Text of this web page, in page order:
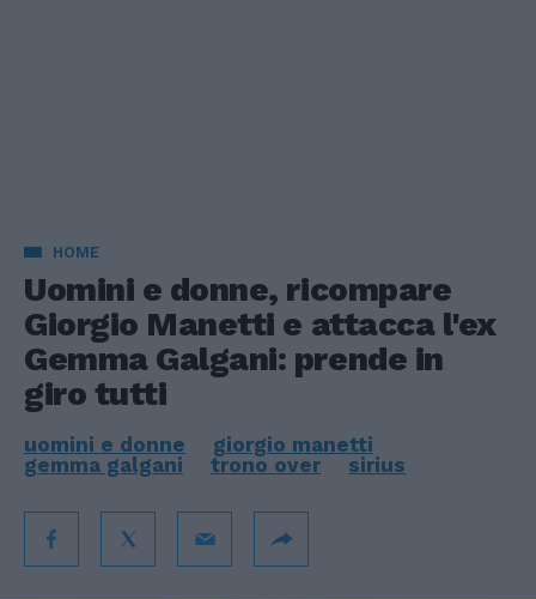
HOME
Uomini e donne, ricompare
Giorgio Manetti e attacca l'ex
Gemma Galgani: prende in
giro tutti
uomini e donne
giorgio manetti
gemma galgani
trono over sirius